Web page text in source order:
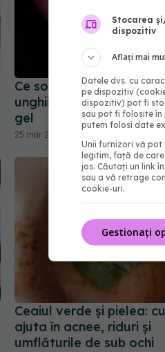
Ce soluție trebuie
unghii înainte de
gel
25 mar 2026, 20:12
Ceaiul verde și pielea:
ajuta în acnee, riduri și
umflăturile de sub ochi
Stocarea
dispozitiv
Aflați mai
Datele dvs. cu
pe dispozitiv
dispozitiv) pot fi
sau pot fi folosite în
putem folosi date
Unii furnizori vă pot
legitim, față de
jos. Căutați un link
sau a vă retrage
cookie-uri.
Gestionați